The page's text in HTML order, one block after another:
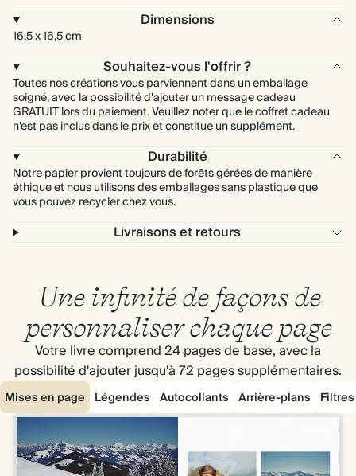
Dimensions
16,5 x 16,5 cm
Souhaitez-vous l'offrir ?
Toutes nos créations vous parviennent dans un emballage
soigné, avec la possibilité d'ajouter un message cadeau
GRATUIT lors du paiement. Veuillez noter que le coffret cadeau
n'est pas inclus dans le prix et constitue un supplément.
Durabilité
Notre papier provient toujours de forêts gérées de manière
éthique et nous utilisons des emballages sans plastique que
vous pouvez recycler chez vous.
Livraisons et retours
Une infinité de façons de
personnaliser chaque page
Votre livre comprend 24 pages de base, avec la
possibilité d'ajouter jusqu'à 72 pages supplémentaires.
Mises en page Légendes Autocollants Arrière-plans